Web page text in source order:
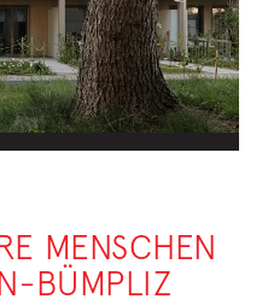
MENSCHEN
BÜMPLIZ